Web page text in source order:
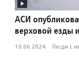
АСИ
верховой езды
10.06.2024 · Люди с